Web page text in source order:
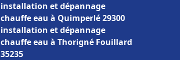
installation et dépannage
chauffe eau à Quimperlé 29300
installation et dépannage
chauffe eau à Thorigné Fouillard
35235